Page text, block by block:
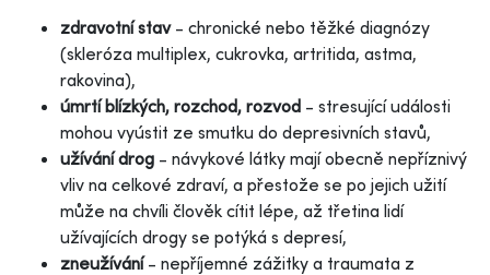
zdravotní stav- chronické nebo těžké diagnózy
(skleróza multiplex, cukrovka, artritida, astma,
rakovina),
úmrtí blízkých, rozchod, rozvod - stresující události
mohou vyústit ze smutku do depresivních stavů,
užívání drog - návykové látky mají obecně nepříznivý
vliv na celkové zdraví, a přestože se po jejich užití
může na chvíli člověk cítit lépe, až třetina lidí
užívajících drogy se potýká s depresí,
zneužívání- nepříjemné zážitky a traumata z